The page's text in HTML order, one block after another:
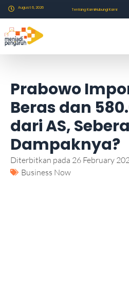
August 6, 2026 Tentang KamiHubungi Kami
Prabowo
Beras dan
dari AS,
Dampaknya?
Diterbitkan pada 26 February
Business Now